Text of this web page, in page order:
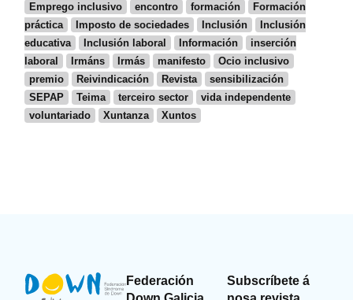
Emprego inclusivo
encontro formación
Formación
práctica
Imposto de sociedades Inclusión
Inclusión
educativa
Inclusión laboral Información
inserción
laboral
Irmáns Irmás manifesto
Ocio inclusivo
premio
Reivindicación Revista
sensibilización
SEPAP
Teima terceiro sector
vida independente
voluntariado
Xuntanza Xuntos
Federación
Subscríbete á